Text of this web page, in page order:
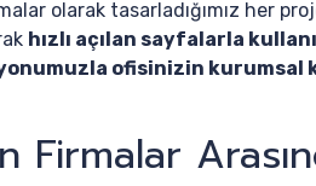
olarak tasarladığımız her
hızlı açılan sayfalarla
ofisinizin